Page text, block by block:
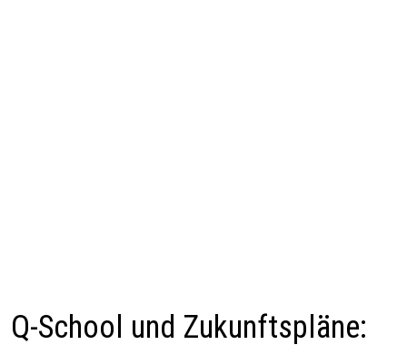
Q-School und Zukunftspläne: